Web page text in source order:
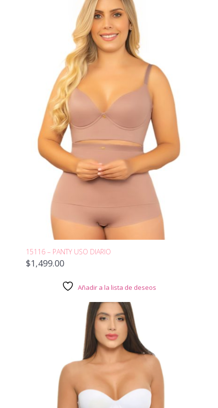
15116 – PANTY USO DIARIO
$1,499.00
Añadir a la lista de deseos